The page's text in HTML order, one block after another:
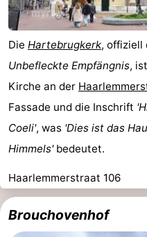
Die Hartebrugkerk, offiziell
Unbefleckte Empfängnis,
Kirche an der
Fassade und die Inschrift
Coeli', was 'Dies ist das
Himmels'bedeutet.
Haarlemmerstraat 106
Brouchovenhof